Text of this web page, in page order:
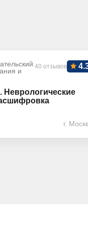
и
40 отзывов
Неврологические
г.